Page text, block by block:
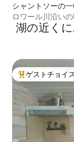
シャントソーの
ロワール川沿い
湖の近く
大好評のゲスト
ゲストチョイス